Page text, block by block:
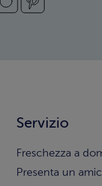
Servizio
Freschezza a
Presenta un